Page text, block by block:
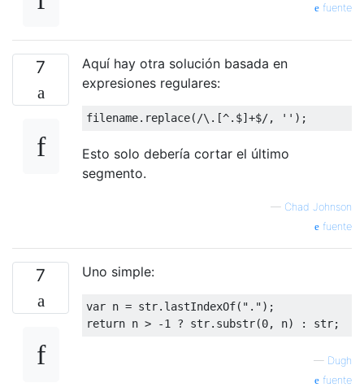
fuente
7
Aquí hay otra solución basada en
expresiones regulares:
filename. replace( /\.[^.$]+$/, '' );
Esto solo debería cortar el último
segmento.
— Chad Johnson
fuente
7 Uno simple:
var n = str. lastIndexOf( ".");
return n > -1 ? str. substr(0, n) : str;
— Dugh
fuente